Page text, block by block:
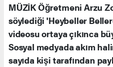
MÜZİK Öğretmeni Arzu
söylediği 'Heybeller
videosu ortaya çıkınca
Sosyal medyada akım
sayıda kişi tarafından